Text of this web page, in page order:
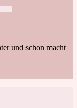
und schon macht